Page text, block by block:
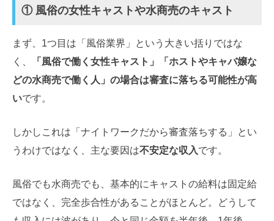
① 風俗の女性キャストや水商売のキャスト
まず、1つ目は「風俗業界」という大きい括りではな
く、
「風俗で働く女性キャスト」「ホストやキャバ嬢な
どの水商売で働く人」の場合は審査に落ちる可能性が高
いです。
しかしこれは「ナイトワークだから審査落ちする」とい
うわけではなく、主な要因は不安定な収入です。
風俗でも水商売でも、基本的にキャストの給料は固定給
ではなく、完全歩合性があることがほとんど。どうして